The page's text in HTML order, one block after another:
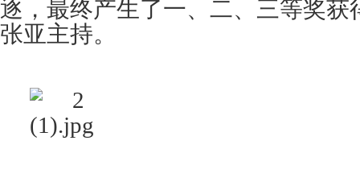
逐，最终产生了一、二、三等奖获
张亚主持。